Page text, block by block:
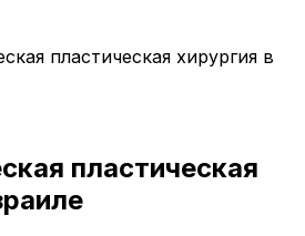
пластическая хирургия в
пластическая